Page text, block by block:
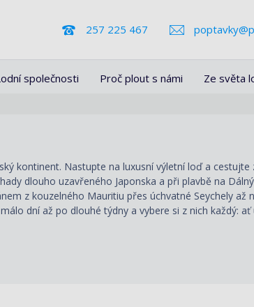
257 225 467
společnosti Proč plout s námi Ze světa
kontinent. Nastupte na luxusní výletní loď a
dlouho uzavřeného Japonska a při plavbě na
z kouzelného Mauritiu přes úchvatné Seychely
dní až po dlouhé týdny a vybere si z nich každý: